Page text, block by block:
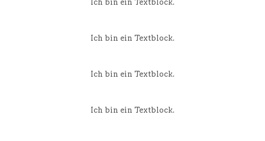
Ich bin ein Textblock.
Ich bin ein Textblock.
Ich bin ein Textblock.
Ich bin ein Textblock.